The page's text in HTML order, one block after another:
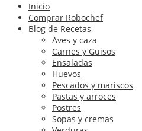
Inicio
Comprar Robochef
Blog de Recetas
Aves y caza
Carnes y Guisos
Ensaladas
Huevos
Pescados y mariscos
Pastas y arroces
Postres
Sopas y cremas